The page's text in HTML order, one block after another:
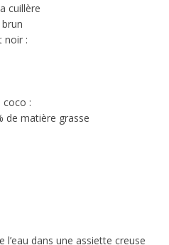
cuillère
noir :
coco :
de matière grasse
l’eau dans une assiette creuse